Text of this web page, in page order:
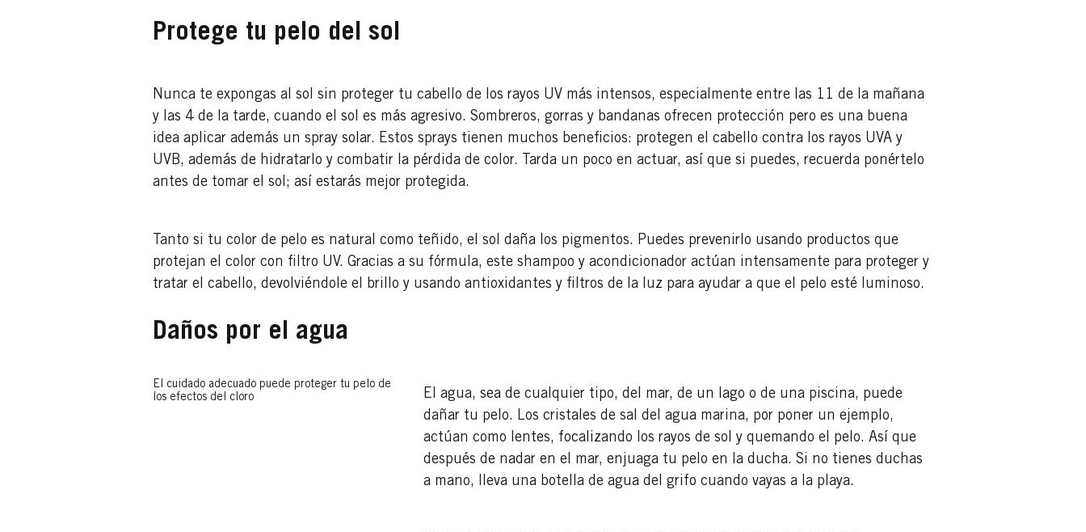
Protege tu pelo del sol
Nunca te expongas al sol sin proteger tu cabello de los rayos UV más intensos, especialmente entre las 11 de la mañana
y las 4 de la tarde, cuando el sol es más agresivo. Sombreros, gorras y bandanas ofrecen protección pero es una buena
idea aplicar además un spray solar. Estos sprays tienen muchos beneficios: protegen el cabello contra los rayos UVA y
UVB, además de hidratarlo y combatir la pérdida de color. Tarda un poco en actuar, así que si puedes, recuerda ponértelo
antes de tomar el sol; así estarás mejor protegida.
Tanto si tu color de pelo es natural como teñido, el sol daña los pigmentos. Puedes prevenirlo usando productos que
protejan el color con filtro UV. Gracias a su fórmula, este shampoo y acondicionador actúan intensamente para proteger y
tratar el cabello, devolviéndole el brillo y usando antioxidantes y filtros de la luz para ayudar a que el pelo esté luminoso.
Daños por el agua
El cuidado adecuado puede proteger tu pelo de
los efectos del cloro
El agua, sea de cualquier tipo, del mar, de un lago o de una piscina, puede
dañar tu pelo. Los cristales de sal del agua marina, por poner un ejemplo,
actúan como lentes, focalizando los rayos de sol y quemando el pelo. Así que
después de nadar en el mar, enjuaga tu pelo en la ducha. Si no tienes duchas
a mano, lleva una botella de agua del grifo cuando vayas a la playa.